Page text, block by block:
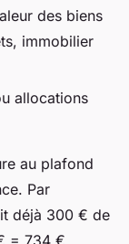
des biens
immobilier
allocations
au plafond
Par
déjà 300 € de